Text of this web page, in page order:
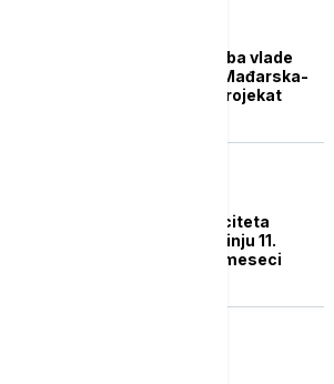
Mađarski mediji: Uredba vlade
proglašava naftovod Mađarska-
Srbija za prioritetan projekat
MOL: Testiranja kapaciteta
naftovoda JANAF počinju 11.
marta, trajaće deset meseci